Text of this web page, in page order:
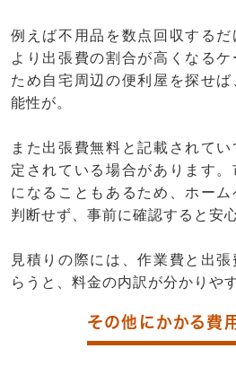
例えば不用品を数点回収する
より出張費の割合が高くなる
ため自宅周辺の便利屋を探せ
能性が。
また出張費無料と記載されて
定されている場合があります
になることもあるため、ホー
判断せず、事前に確認すると安
見積りの際には、作業費と出
らうと、料金の内訳が分かりや
その他にかかる費